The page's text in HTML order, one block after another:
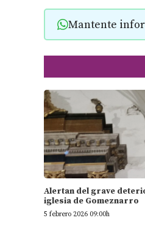
Mantente
Alertan del grave
iglesia de Gomeznarro
5 febrero 2026 09:00h